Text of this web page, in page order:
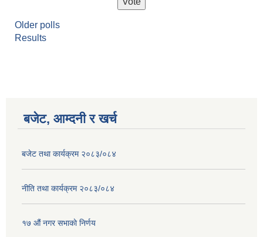
Older polls
Results
बजेट, आम्दनी र खर्च
बजेट तथा कार्यक्रम २०८३/०८४
नीति तथा कार्यक्रम २०८३/०८४
१७ ‌‍औं नगर सभाकाे निर्णय